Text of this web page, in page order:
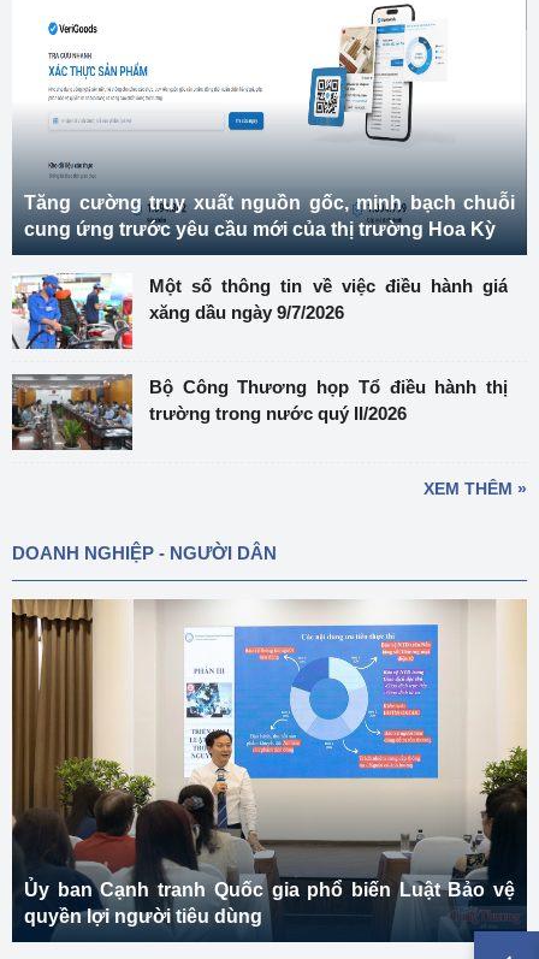
Tăng cường truy xuất nguồn gốc, minh bạch chuỗi
cung ứng trước yêu cầu mới của thị trường Hoa Kỳ
Một số thông tin về việc điều hành giá
xăng dầu ngày 9/7/2026
Bộ Công Thương họp Tổ điều hành thị
trường trong nước quý II/2026
XEM THÊM »
DOANH NGHIỆP - NGƯỜI DÂN
Ủy ban Cạnh tranh Quốc gia phổ biến Luật Bảo vệ
quyền lợi người tiêu dùng